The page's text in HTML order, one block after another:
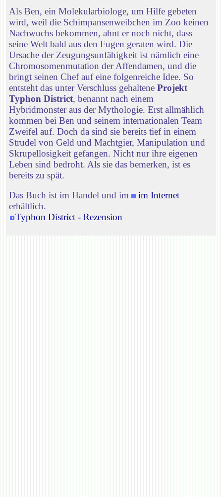
Als Ben, ein Molekularbiologe, um Hilfe gebeten
wird, weil die Schimpansenweibchen im Zoo keinen
Nachwuchs bekommen, ahnt er noch nicht, dass
seine Welt bald aus den Fugen geraten wird. Die
Ursache der Zeugungsunfähigkeit ist nämlich eine
Chromosomenmutation der Affendamen, und die
bringt seinen Chef auf eine folgenreiche Idee. So
entsteht das unter Verschluss gehaltene Projekt
Typhon District, benannt nach einem
Hybridmonster aus der Mythologie. Erst allmählich
kommen bei Ben und seinem internationalen Team
Zweifel auf. Doch da sind sie bereits tief in einem
Strudel von Geld und Machtgier, Manipulation und
Skrupellosigkeit gefangen. Nicht nur ihre eigenen
Leben sind bedroht. Als sie das bemerken, ist es
bereits zu spät.
Das Buch ist im Handel und im
im Internet
erhältlich.
Typhon District - Rezension